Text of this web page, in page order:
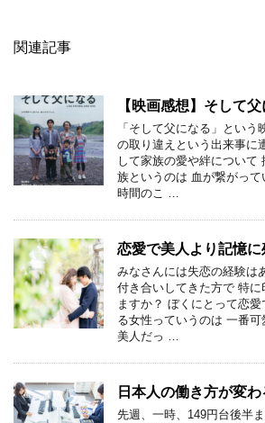
関連記事
【映画感想】そして
「そして父になる」とい
の取り違えという出来事に
して家族の愛や絆について
族というのは 血が繋がっ
時間のこ …
恋愛で美人より記憶に
みなさんには失恋の経験は
付き合いしてきた方で 特
ますか？ ぼくにとって恋
る女性っていうのは 一番
美人だっ …
日本人の働き方が変
先週、一時、149円台後半